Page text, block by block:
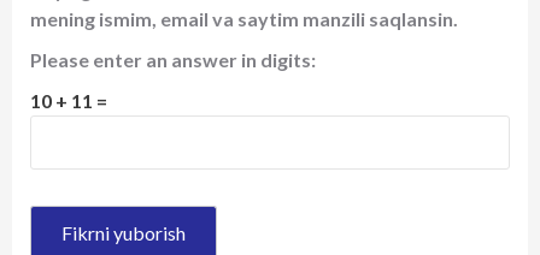
mening ismim, email va saytim manzili saqlansin.
Please enter an answer in digits:
10 + 11 =